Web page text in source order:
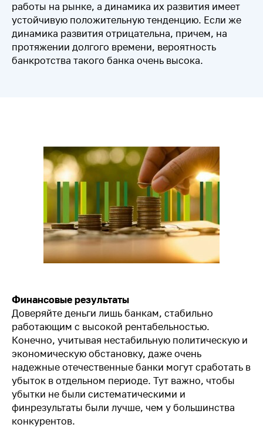
работы на рынке, а динамика их развития имеет
устойчивую положительную тенденцию. Если же
динамика развития отрицательна, причем, на
протяжении долгого времени, вероятность
банкротства такого банка очень высока.
Финансовые результаты
Доверяйте деньги лишь банкам, стабильно
работающим с высокой рентабельностью.
Конечно, учитывая нестабильную политическую и
экономическую обстановку, даже очень
надежные отечественные банки могут сработать в
убыток в отдельном периоде. Тут важно, чтобы
убытки не были систематическими и
финрезультаты были лучше, чем у большинства
конкурентов.
+7 (981) 772-07-78
ООО «Школа инвестирования»
(С) 2024–2026 SCHOOL OF PRACTICAL INVESTMENT
ОГРН: 1247800118697
ИНН: 7805819772
Основные сведения об образовательной
организации
Лицензия на образовательную деятельность
Публичный договор-оферта
Согласие на обработку персональных данных
Получение налогового вычета
Учебная программа